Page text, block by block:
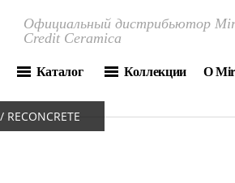
Официальный дистрибьютор
Credit Ceramica
Каталог Коллекции О